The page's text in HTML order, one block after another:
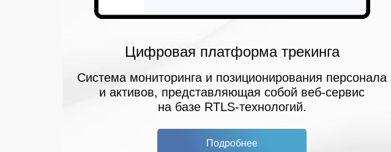
Цифровая платформа трекинга
Система мониторинга и позиционирования персонала
и активов, представляющая собой веб-сервис
на базе RTLS-технологий.
Подробнее